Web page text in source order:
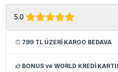
5.0
799 TL ÜZERİ KARGO BEDAVA
BONUS ve WORLD KREDİ